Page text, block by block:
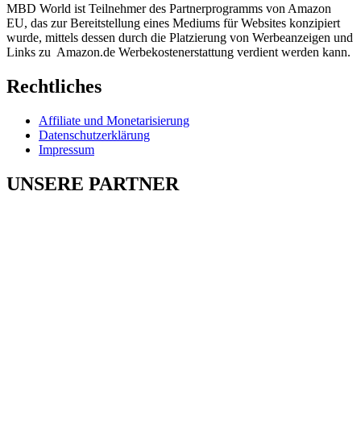
MBD World ist Teilnehmer des Partnerprogramms von Amazon
EU, das zur Bereitstellung eines Mediums für Websites konzipiert
wurde, mittels dessen durch die Platzierung von Werbeanzeigen und
Links zu Amazon.de Werbekostenerstattung verdient werden kann.
Rechtliches
Affiliate und Monetarisierung
Datenschutzerklärung
Impressum
UNSERE PARTNER